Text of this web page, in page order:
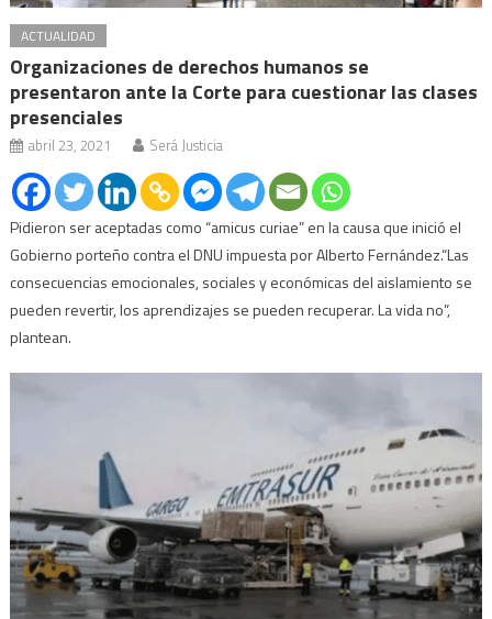
ACTUALIDAD
Organizaciones de derechos humanos se
presentaron ante la Corte para cuestionar las clases
presenciales
abril 23, 2021 Será Justicia
Pidieron ser aceptadas como “amicus curiae” en la causa que inició el
Gobierno porteño contra el DNU impuesta por Alberto Fernández.“Las
consecuencias emocionales, sociales y económicas del aislamiento se
pueden revertir, los aprendizajes se pueden recuperar. La vida no”,
plantean.